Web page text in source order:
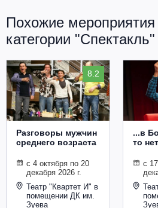
Похожие мероприятия
категории "Спектакль"
8.2
Разговоры мужчин
среднего возраста
с 4 октября по 20
декабря 2026 г.
Театр "Квартет И" в
помещении ДК им.
Зуева
...в
то нет
с